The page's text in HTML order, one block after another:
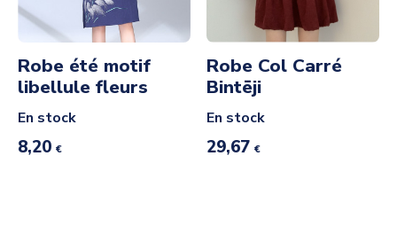
Robe été motif
libellule fleurs
En stock
8,20 €
Robe Col Carré
Bintēji
En stock
29,67 €